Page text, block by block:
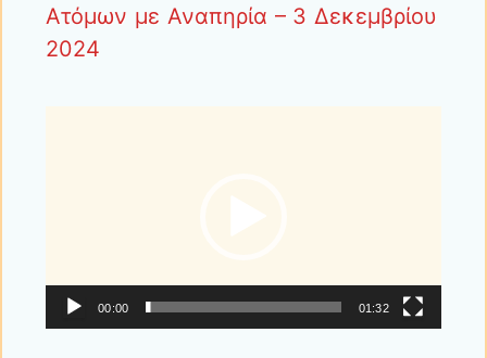
Ατόμων με Αναπηρία – 3 Δεκεμβρίου
2024
00:00 01:32